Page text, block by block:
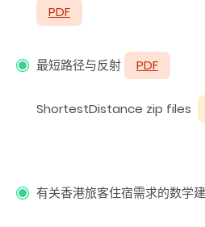
PDF
最短路径与反射 PDF
ShortestDistance zip files
有关香港旅客住宿需求的数学